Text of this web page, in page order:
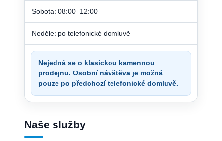
Sobota: 08:00–12:00
Neděle: po telefonické domluvě
Nejedná se o klasickou kamennou
prodejnu. Osobní návštěva je možná
pouze po předchozí telefonické domluvě.
Naše služby